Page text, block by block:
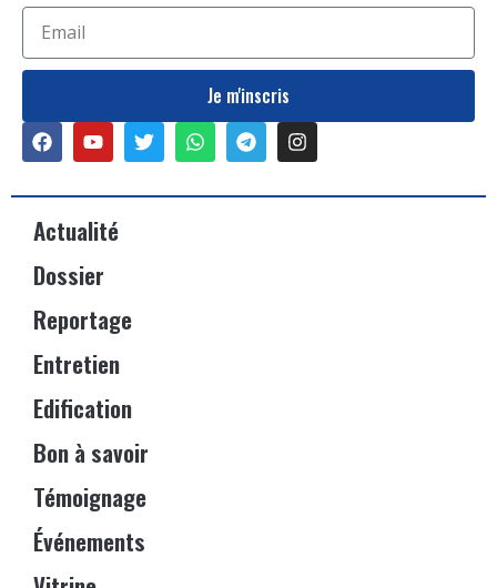
Je m'inscris
Actualité
Dossier
Reportage
Entretien
Edification
Bon à savoir
Témoignage
Événements